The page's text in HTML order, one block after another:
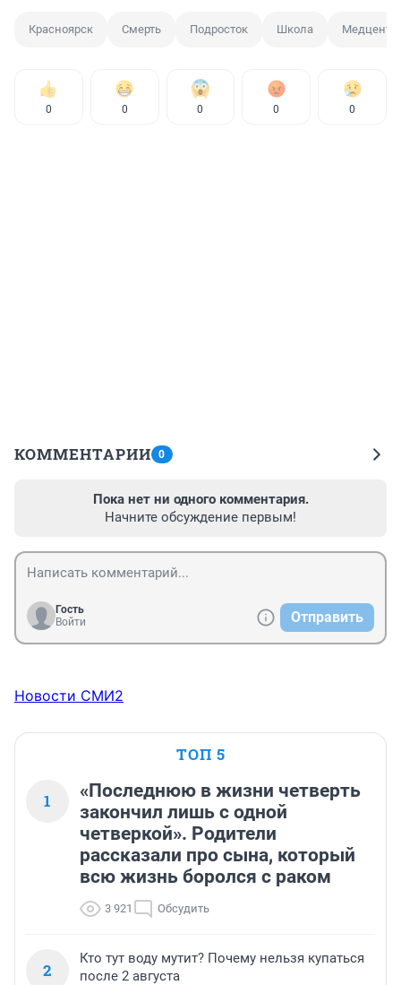
Красноярск Смерть Подросток Школа Медцентр
0 0 0 0 0
КОММЕНТАРИИ 0
Пока нет ни одного комментария.
Начните обсуждение первым!
Гость
Войти
Отправить
Новости СМИ2
ТОП 5
1
«Последнюю в жизни четверть
закончил лишь с одной
четверкой». Родители
рассказали про сына, который
всю жизнь боролся с раком
3 921 Обсудить
2
Кто тут воду мутит? Почему нельзя купаться
после 2 августа